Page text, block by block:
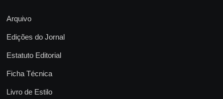
Arquivo
Edições do Jornal
Estatuto Editorial
Ficha Técnica
Livro de Estilo